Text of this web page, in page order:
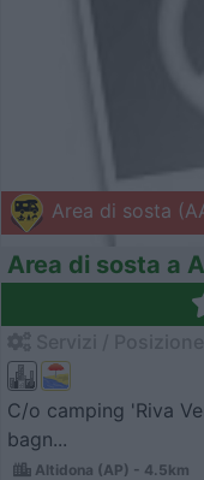
Area di sosta
Area di sosta a
C/o camping 'Riva
bagn...
Altidona (AP) - 4.5km